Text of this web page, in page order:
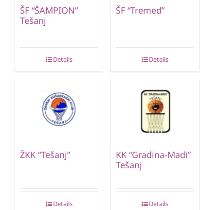
ŠF “ŠAMPION”
Tešanj
Details
ŠF “Tremed”
Details
ŽKK “Tešanj”
Details
KK “Gradina-Madi”
Tešanj
Details